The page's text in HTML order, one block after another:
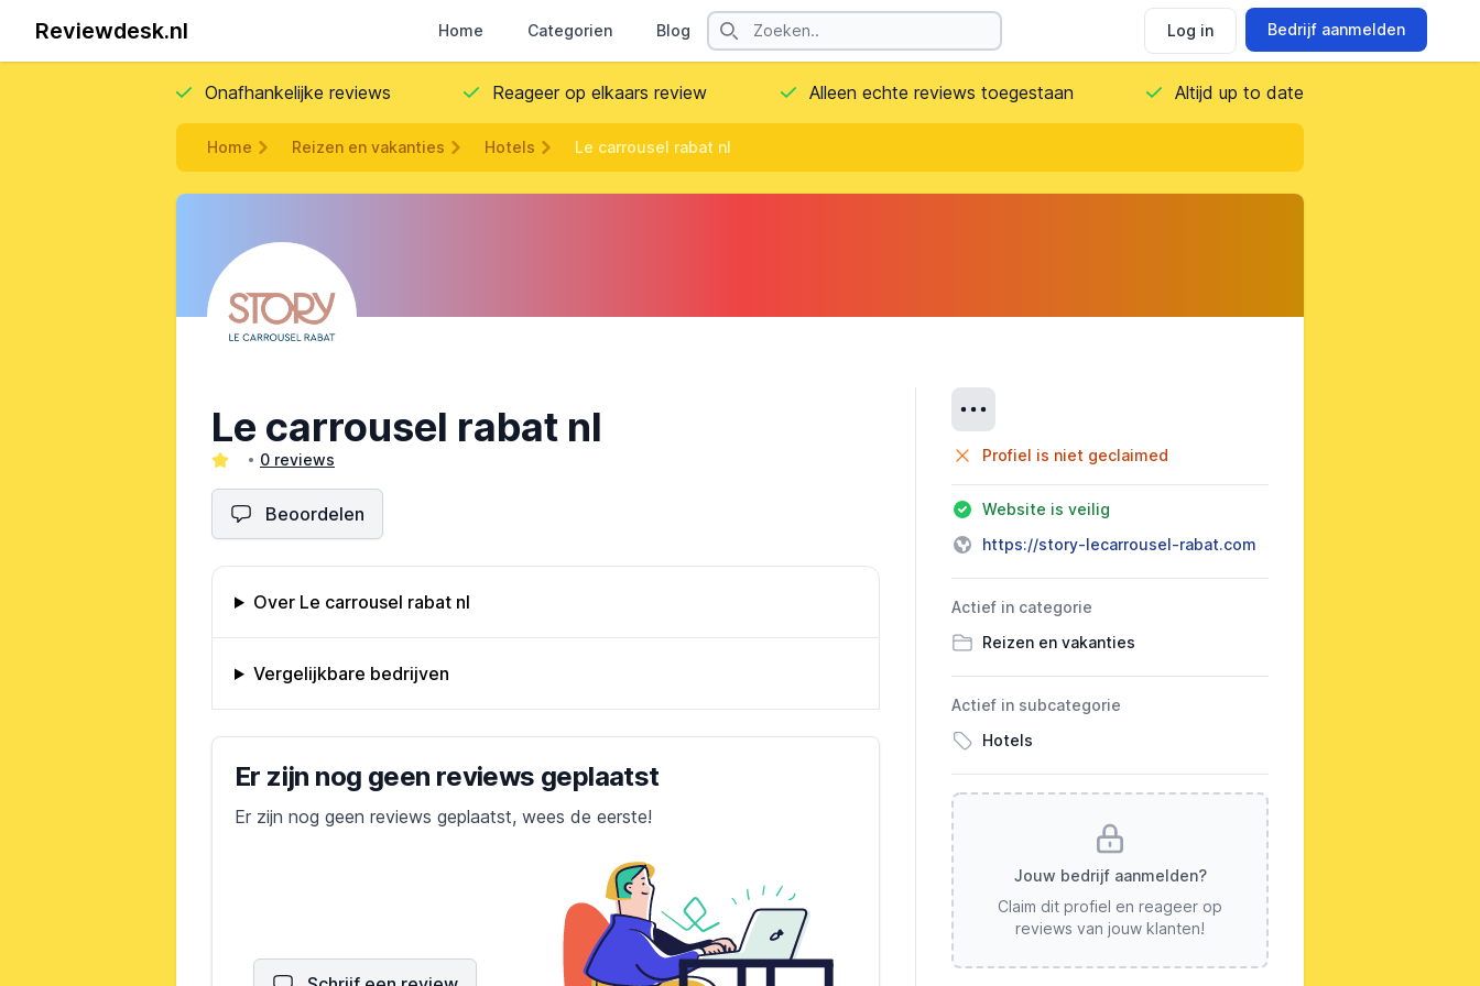
Reviewdesk.nl Home Categorien Blog Contact
Search
Log in Bedrijf aanmelden
Onafhankelijke reviews Reageer op elkaars review Alleen echte reviews toegestaan Altijd up to date
Home Reizen en vakanties Hotels Le carrousel rabat nl
Le carrousel rabat nl
0 reviews
Beoordelen
Omschrijving bedrijf
Over Le carrousel rabat nl
Vergelijkbare bedrijven
Bedrijfs reviews
Er zijn nog geen reviews geplaatst
Er zijn nog geen reviews geplaatst, wees de eerste!
Profiel is niet geclaimed
Website is veilig
https://story-lecarrousel-rabat.com
Actief in categorie
Reizen en vakanties
Actief in subcategorie
Hotels
Jouw bedrijf aanmelden?
Claim dit profiel en reageer op
reviews van jouw klanten!